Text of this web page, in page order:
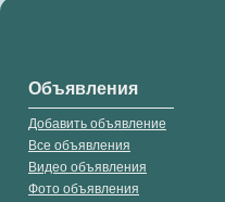
Объявления
Добавить объявление
Все объявления
Видео объявления
Фото объявления